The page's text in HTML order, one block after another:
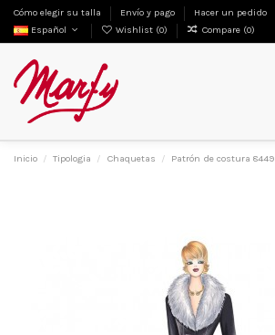
Cómo elegir su talla Envío y pago
Hacer un pedido
Español
Wishlist (0) Compare (0)
Inicio Tipologia Chaquetas Patrón de costura 8449